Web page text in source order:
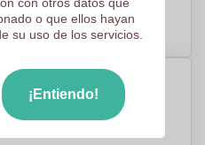
500 piezas
o que ellos hayan
su uso de los servicios.
¡Entiendo!